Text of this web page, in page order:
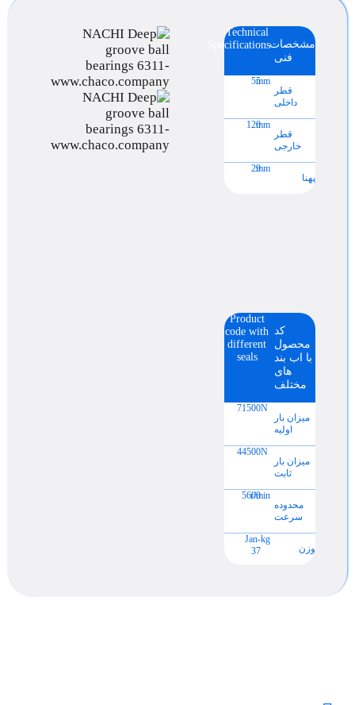
مشخصات
فنی
Technical
Specifications
قطر
داخلی
mm
55
قطر
خارجی
mm
120
پهنا
mm
29
کد
محصول
با اب بند
های
مختلف
Product
code with
different
seals
میزان بار
اولیه
N
71500
میزان بار
ثابت
N
44500
محدوده
سرعت
r/min
5600
وزن
kg
Jan-
37